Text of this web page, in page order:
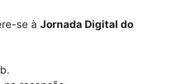
se à Jornada Digital do